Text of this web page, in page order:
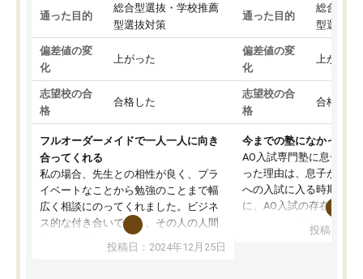
通った目的
総合型選抜・学校推薦
型選抜対策
偏差値の変
化
上がった
志望校の合
格
合格した
フルオーダーメイドで一人一人に向き
合ってくれる
私の場合、先生との相性が良く、プラ
イベートなことから勉強のことまで幅
広く相談にのってくれました。ビジネ
ス的な付き合いでなく、その人の人間
性までを適切に把握し、むきあってい
るなぁと強く感じることできました。
投稿日：2024年12月25日
通った目的
総合型選
型選抜対
偏差値の変
化
上がった
志望校の合
格
合格した
今までの塾になかった
AO入試専門塾に息子を
った理由は、息子が高校
への入試に入る時期に差
に、AO入試の存在を息
たことから、AOIに入塾
投稿日：